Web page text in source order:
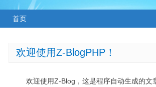
首页
欢迎使用Z-BlogPHP！
欢迎使用Z-Blog，这是程序自动生成的文